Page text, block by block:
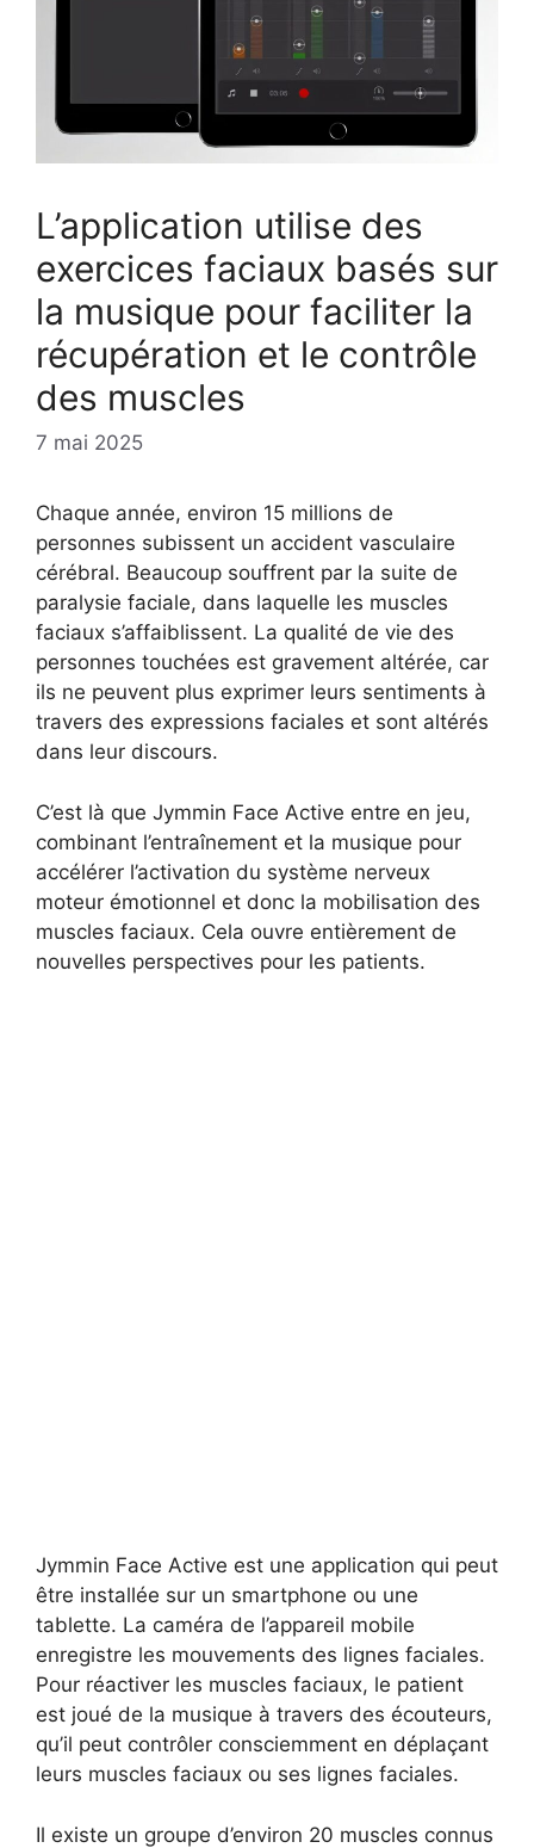
L’application utilise des
exercices faciaux basés sur
la musique pour faciliter la
récupération et le contrôle
des muscles
7 mai 2025
Chaque année, environ 15 millions de
personnes subissent un accident vasculaire
cérébral. Beaucoup souffrent par la suite de
paralysie faciale, dans laquelle les muscles
faciaux s’affaiblissent. La qualité de vie des
personnes touchées est gravement altérée, car
ils ne peuvent plus exprimer leurs sentiments à
travers des expressions faciales et sont altérés
dans leur discours.
C’est là que Jymmin Face Active entre en jeu,
combinant l’entraînement et la musique pour
accélérer l’activation du système nerveux
moteur émotionnel et donc la mobilisation des
muscles faciaux. Cela ouvre entièrement de
nouvelles perspectives pour les patients.
Jymmin Face Active est une application qui peut
être installée sur un smartphone ou une
tablette. La caméra de l’appareil mobile
enregistre les mouvements des lignes faciales.
Pour réactiver les muscles faciaux, le patient
est joué de la musique à travers des écouteurs,
qu’il peut contrôler consciemment en déplaçant
leurs muscles faciaux ou ses lignes faciales.
Il existe un groupe d’environ 20 muscles connus